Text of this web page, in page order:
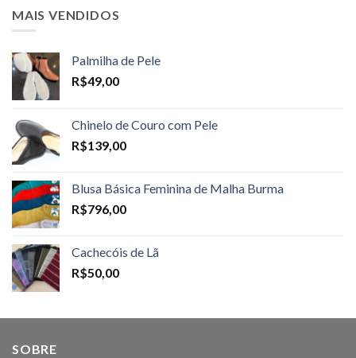
MAIS VENDIDOS
Palmilha de Pele
R$49,00
Chinelo de Couro com Pele
R$139,00
Blusa Básica Feminina de Malha Burma
R$796,00
Cachecóis de Lã
R$50,00
SOBRE